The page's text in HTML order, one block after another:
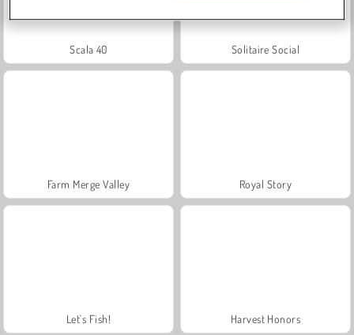
Scala 40 Solitaire Social
Farm Merge Valley Royal Story
Let's Fish! Harvest Honors